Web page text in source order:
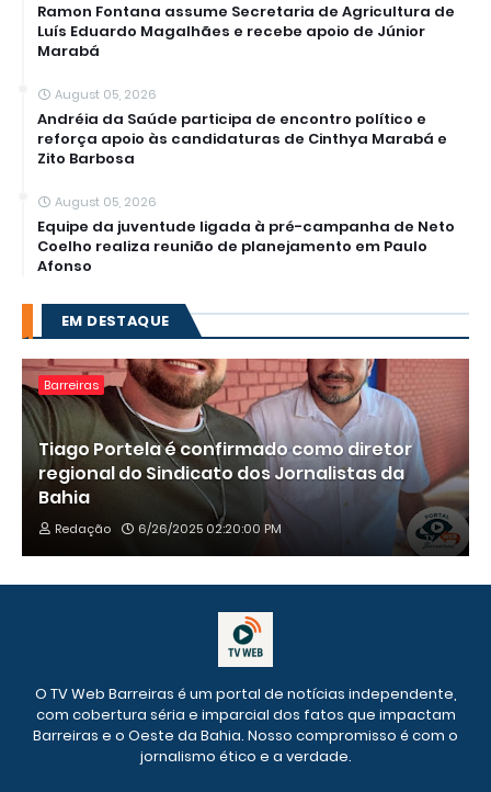
Ramon Fontana assume Secretaria de Agricultura de
Luís Eduardo Magalhães e recebe apoio de Júnior
Marabá
August 05, 2026
Andréia da Saúde participa de encontro político e
reforça apoio às candidaturas de Cinthya Marabá e
Zito Barbosa
August 05, 2026
Equipe da juventude ligada à pré-campanha de Neto
Coelho realiza reunião de planejamento em Paulo
Afonso
EM DESTAQUE
Barreiras
Tiago Portela é confirmado como diretor
regional do Sindicato dos Jornalistas da
Bahia
Redação 6/26/2025 02:20:00 PM
O TV Web Barreiras é um portal de notícias independente,
com cobertura séria e imparcial dos fatos que impactam
Barreiras e o Oeste da Bahia. Nosso compromisso é com o
jornalismo ético e a verdade.